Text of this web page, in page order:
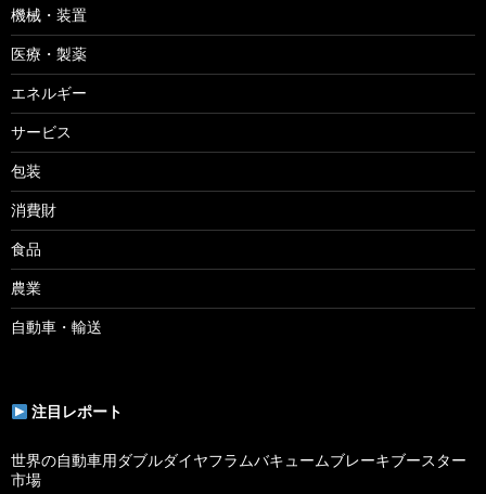
機械・装置
医療・製薬
エネルギー
サービス
包装
消費財
食品
農業
自動車・輸送
注目レポート
世界の自動車用ダブルダイヤフラムバキュームブレーキブースター
市場